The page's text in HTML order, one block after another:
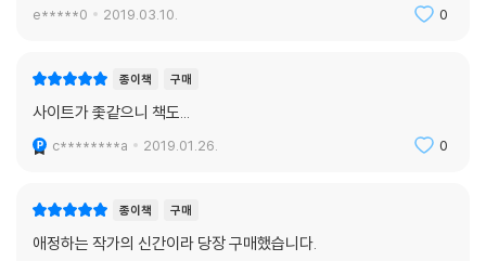
e*****0 2019.03.10. 0
종이책 구매
사이트가 좇같으니 책도...
c********a 2019.01.26. 0
종이책 구매
애정하는 작가의 신간이라 당장 구매했습니다.